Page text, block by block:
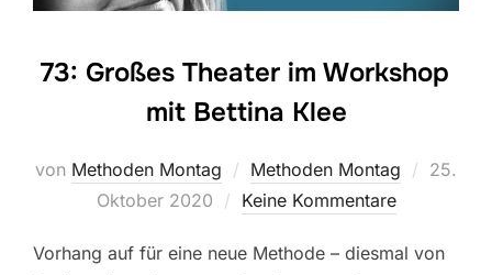
73: Großes Theater im Workshop
mit Bettina Klee
von Methoden Montag Methoden Montag
25.
Oktober 2020
Keine Kommentare
Vorhang auf für eine neue Methode – diesmal von